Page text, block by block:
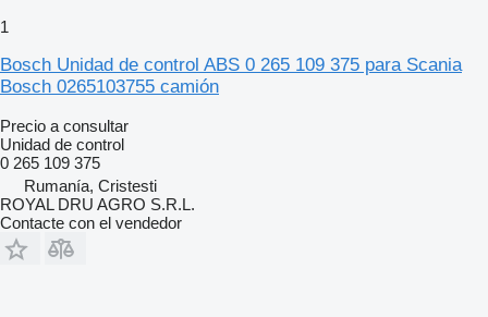
1
Bosch Unidad de control ABS 0 265 109 375 para Scania
Bosch 0265103755 camión
Precio a consultar
Unidad de control
0 265 109 375
Rumanía, Cristesti
ROYAL DRU AGRO S.R.L.
Contacte con el vendedor